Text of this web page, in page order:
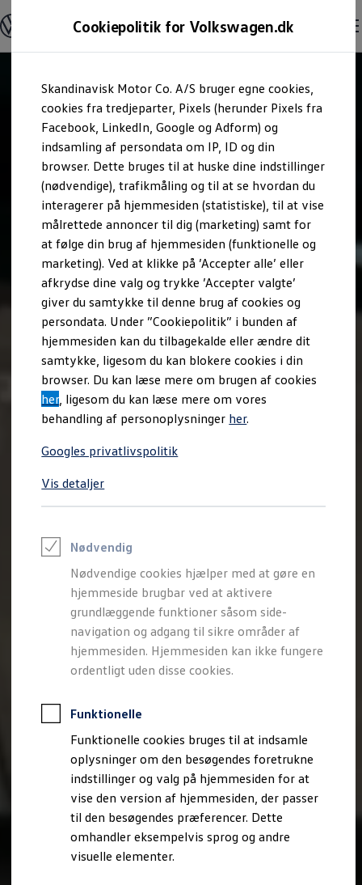
Cookiepolitik for Volkswagen.dk
Skandinavisk Motor Co. A/S bruger egne cookies,
cookies fra tredjeparter, Pixels (herunder Pixels fra
Facebook, LinkedIn, Google og Adform) og
indsamling af persondata om IP, ID og din
browser. Dette bruges til at huske dine indstillinger
(nødvendige), trafikmåling og til at se hvordan du
interagerer på hjemmesiden (statistiske), til at vise
målrettede annoncer til dig (marketing) samt for
at følge din brug af hjemmesiden (funktionelle og
marketing). Ved at klikke på ’Accepter alle’ eller
afkrydse dine valg og trykke ’Accepter valgte’
giver du samtykke til denne brug af cookies og
persondata. Under ”Cookiepolitik” i bunden af
hjemmesiden kan du tilbagekalde eller ændre dit
samtykke, ligesom du kan blokere cookies i din
browser. Du kan læse mere om brugen af cookies
her, ligesom du kan læse mere om vores
behandling af personoplysninger her.
Googles privatlivspolitik
Vis detaljer
Nødvendig
Nødvendige cookies hjælper med at gøre en
hjemmeside brugbar ved at aktivere
grundlæggende funktioner såsom side-
navigation og adgang til sikre områder af
hjemmesiden. Hjemmesiden kan ikke fungere
ordentligt uden disse cookies.
Funktionelle
Funktionelle cookies bruges til at indsamle
oplysninger om den besøgendes foretrukne
indstillinger og valg på hjemmesiden for at
vise den version af hjemmesiden, der passer
til den besøgendes præferencer. Dette
omhandler eksempelvis sprog og andre
visuelle elementer.
hovedindhold
footer
Modeller og konfigurator
Byg din Volkswagen
Alle modeller
Kend din Volkswagen
Erhvervsbiler
Værktøjskassen
ConnectedFleet
Service
California on Tour app
Elektriske biler
Elbiler
ID. Polo
ID. Cross
ID.3 Neo
ID.4
ID.5
ID.7
ID.7 Tourer
ID. Buzz
Konceptbiler
ID. EVERY1
ID. 2all & ID. GTI
Varebiler på el
Elektromobilitet i dagligdagen
Eldrevne modeller
ID. Buzz Cargo
Opladning og Rækkevidde
Opladning med Clever
Opladning med Clever - Erhvervsbiler
Udregn din rækkevidde
Lær din ID. at kende
Varmepumpe
Energieffektivitet
Teaser Battery Regulation
Software og konnektivitet
ID. Software 6.0
ID.- softwareversioner og opdateringer
Grænseflader til din ID.
Køb og leasing
Lagerbiler til hurtig levering
Book en prøvetur
Bestil et tilbud
Brugte biler
Pendlerleasing
Budgetberegner
Firmabil
Vejen til en ny Volkswagen
Online Privatleasing
Finansiering og forsikring
Volkswagen Forsikring
Volkswagen Finansiering